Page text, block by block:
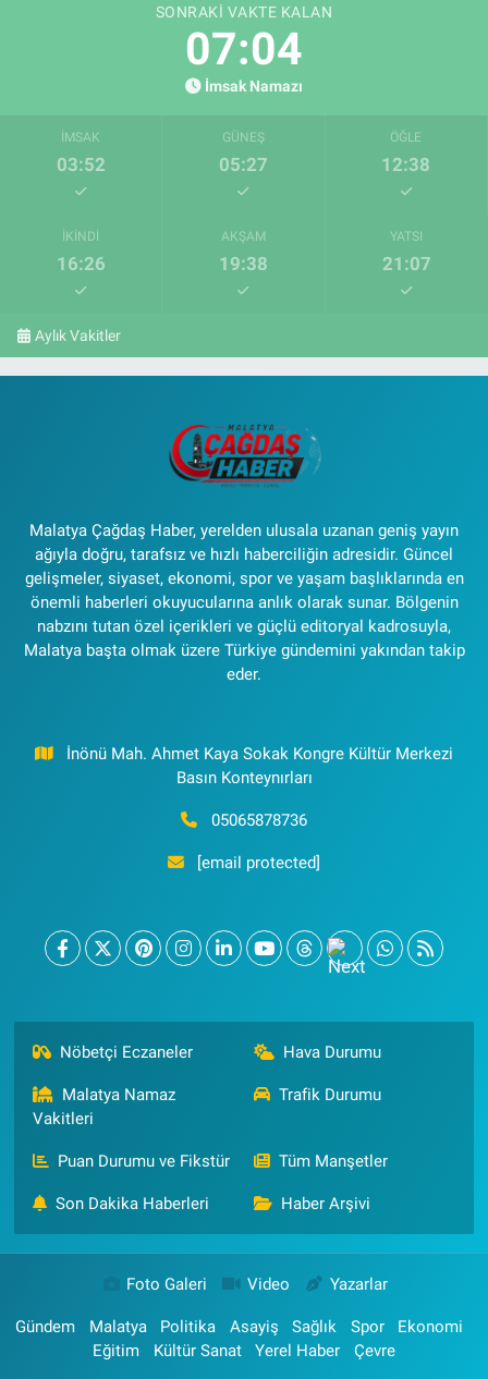
SONRAKI VAKTE KALAN
07:03
İmsak Namazı
İMSAK
03:52
GÜNEŞ
05:27
ÖĞLE
12:38
İKINDI
16:26
AKŞAM
19:38
YATSI
21:07
Aylık Vakitler
Malatya Çağdaş Haber, yerelden ulusala uzanan geniş yayın
ağıyla doğru, tarafsız ve hızlı haberciliğin adresidir. Güncel
gelişmeler, siyaset, ekonomi, spor ve yaşam başlıklarında en
önemli haberleri okuyucularına anlık olarak sunar. Bölgenin
nabzını tutan özel içerikleri ve güçlü editoryal kadrosuyla,
Malatya başta olmak üzere Türkiye gündemini yakından takip
eder.
İnönü Mah. Ahmet Kaya Sokak Kongre Kültür Merkezi
Basın Konteynırları
05065878736
[email protected]
Nöbetçi Eczaneler Hava Durumu
Malatya Namaz
Vakitleri
Trafik Durumu
Puan Durumu ve Fikstür Tüm Manşetler
Son Dakika Haberleri Haber Arşivi
Foto Galeri Video Yazarlar
Gündem Malatya Politika Asayiş Sağlık Spor
Ekonomi
Eğitim
Kültür Sanat Yerel Haber Çevre